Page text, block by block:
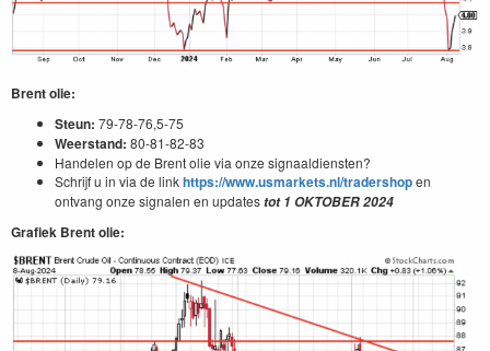
Brent olie:
Steun: 79-78-76,5-75
Weerstand: 80-81-82-83
Handelen op de Brent olie via onze signaaldiensten?
Schrijf u in via de linkhttps://www.usmarkets.nl/tradershopen
ontvang onze signalen en updatestot1 OKTOBER2024
Grafiek Brent olie: